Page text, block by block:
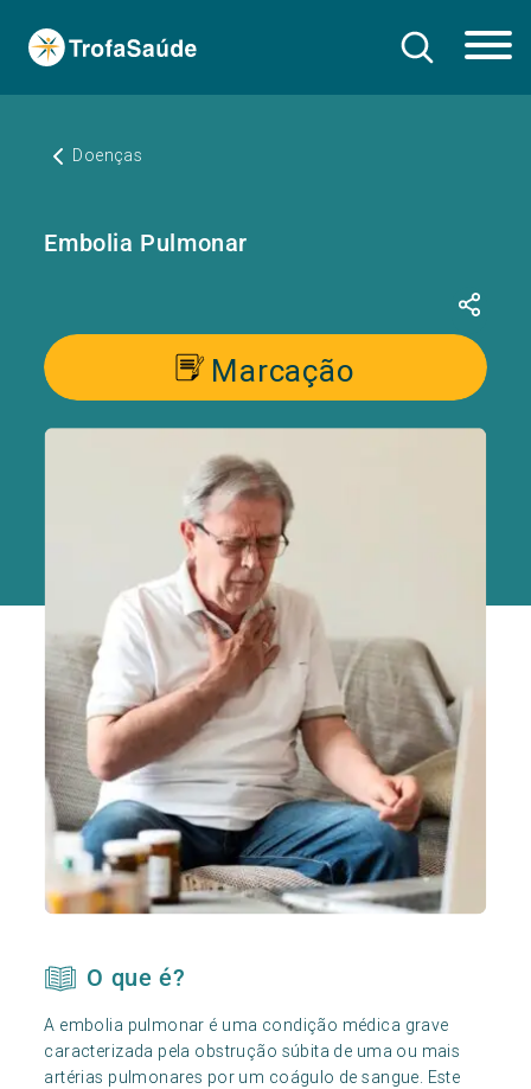
Doenças
Embolia Pulmonar
Marcação
O que é?
A embolia pulmonar é uma condição médica grave
caracterizada pela obstrução súbita de uma ou mais
artérias pulmonares por um coágulo de sangue. Este